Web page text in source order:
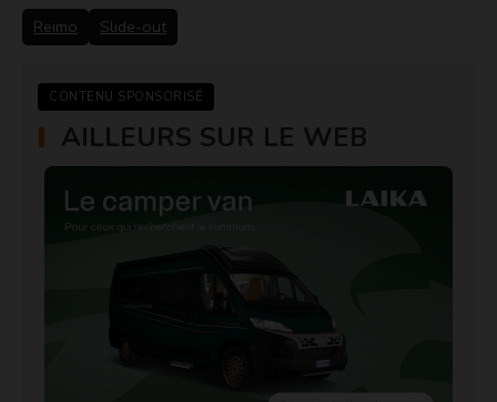
Reimo Slide-out
CONTENU SPONSORISÉ
AILLEURS SUR LE WEB